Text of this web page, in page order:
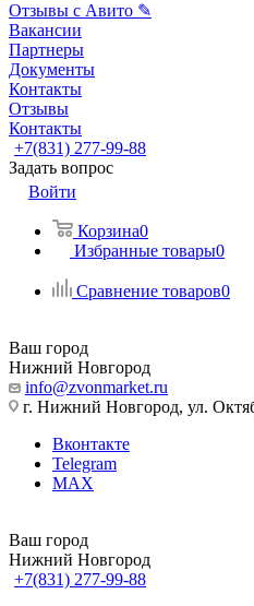
Отзывы с Авито ✎
Вакансии
Партнеры
Документы
Контакты
Отзывы
Контакты
+7(831) 277-99-88
Задать вопрос
Войти
Корзина0
Избранные товары0
Сравнение товаров0
Ваш город
Нижний Новгород
info@zvonmarket.ru
г. Нижний Новгород, ул.
Вконтакте
Telegram
MAX
Ваш город
Нижний Новгород
+7(831) 277-99-88